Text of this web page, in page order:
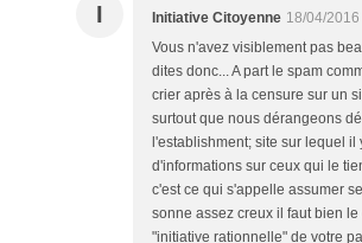
I Initiative Citoyenne 18/04/
Vous n'avez visiblement pas
dites donc... A part le spam
crier après à la censure sur un
surtout que nous dérangeons
l'establishment; site sur lequel il
d'informations sur ceux qui le
c'est ce qui s'appelle assumer
sonne assez creux il faut bien le
"initiative rationnelle" de votre